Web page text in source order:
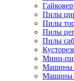
Пилы
Пилы
Пилы
Пилы
Мини-
Машины
Машины